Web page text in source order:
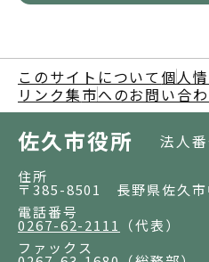
このサイトについて 個人
リンク集市へのお問い合
佐久市役所 法人
住所
〒385-8501 長野県佐久市
電話番号
0267-62-2111
（代表）
ファックス